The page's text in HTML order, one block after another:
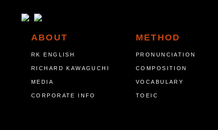
ABOUT
RK ENGLISH
RICHARD KAWAGUCHI
MEDIA
CORPORATE INFO
METHOD
PRONUNCIATION
COMPOSITION
VOCABULARY
TOEIC